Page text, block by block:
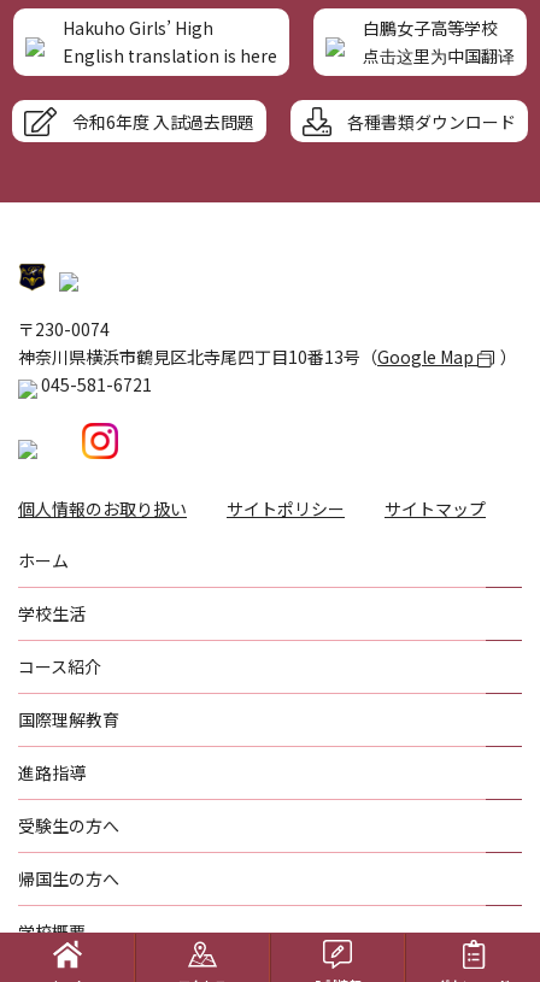
Hakuho Girls’ High
English translation is here
白鵬女子高等学校
点击这里为中国翻译
令和6年度 入試過去問題 各種書類ダウンロード
〒230-0074
神奈川県横浜市鶴見区北寺尾四丁目10番13号（Google Map
）
045-581-6721
個人情報のお取り扱い サイトポリシー サイトマップ
ホーム
学校生活
コース紹介
国際理解教育
進路指導
受験生の方へ
帰国生の方へ
学校概要